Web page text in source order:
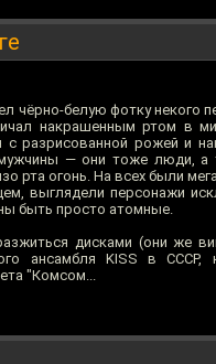
чёрно-белую фотку
накрашенным ртом в
разрисованной рожей и
— они тоже люди,
рта огонь. На всех были
выглядели персонажи
быть просто атомные.
дисками (они же
ансамбля KISS в
"Комсом...